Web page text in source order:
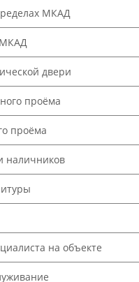
МКАД
двери
проёма
проёма
наличников
на объекте